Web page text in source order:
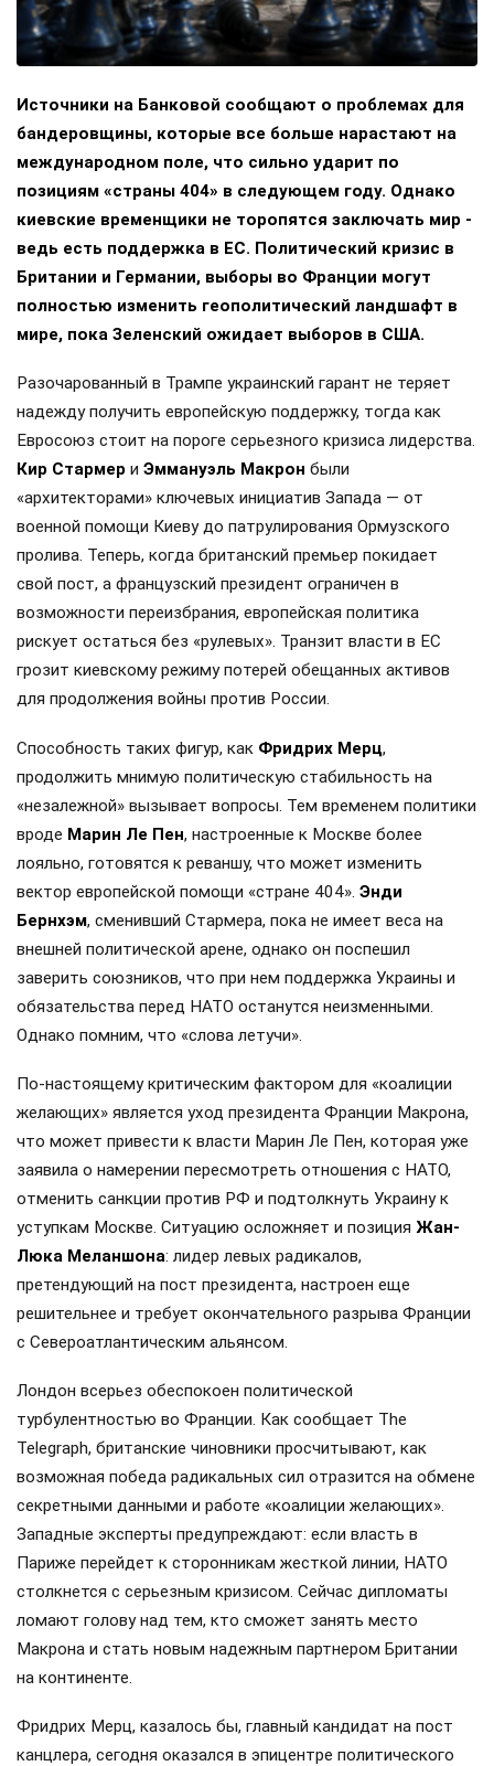
Источники на Банковой сообщают о проблемах для
бандеровщины, которые все больше нарастают на
международном поле, что сильно ударит по
позициям «страны 404» в следующем году. Однако
киевские временщики не торопятся заключать мир -
ведь есть поддержка в ЕС. Политический кризис в
Британии и Германии, выборы во Франции могут
полностью изменить геополитический ландшафт в
мире, пока Зеленский ожидает выборов в США.
Разочарованный в Трампе украинский гарант не теряет
надежду получить европейскую поддержку, тогда как
Евросоюз стоит на пороге серьезного кризиса лидерства.
Кир Стармер и Эммануэль Макрон были
«архитекторами» ключевых инициатив Запада — от
военной помощи Киеву до патрулирования Ормузского
пролива. Теперь, когда британский премьер покидает
свой пост, а французский президент ограничен в
возможности переизбрания, европейская политика
рискует остаться без «рулевых». Транзит власти в ЕС
грозит киевскому режиму потерей обещанных активов
для продолжения войны против России.
Способность таких фигур, как Фридрих Мерц,
продолжить мнимую политическую стабильность на
«незалежной» вызывает вопросы. Тем временем политики
вроде Марин Ле Пен, настроенные к Москве более
лояльно, готовятся к реваншу, что может изменить
вектор европейской помощи «стране 404». Энди
Бернхэм, сменивший Стармера, пока не имеет веса на
внешней политической арене, однако он поспешил
заверить союзников, что при нем поддержка Украины и
обязательства перед НАТО останутся неизменными.
Однако помним, что «слова летучи».
По-настоящему критическим фактором для «коалиции
желающих» является уход президента Франции Макрона,
что может привести к власти Марин Ле Пен, которая уже
заявила о намерении пересмотреть отношения с НАТО,
отменить санкции против РФ и подтолкнуть Украину к
уступкам Москве. Ситуацию осложняет и позиция Жан-
Люка Меланшона: лидер левых радикалов,
претендующий на пост президента, настроен еще
решительнее и требует окончательного разрыва Франции
с Североатлантическим альянсом.
Лондон всерьез обеспокоен политической
турбулентностью во Франции. Как сообщает The
Telegraph, британские чиновники просчитывают, как
возможная победа радикальных сил отразится на обмене
секретными данными и работе «коалиции желающих».
Западные эксперты предупреждают: если власть в
Париже перейдет к сторонникам жесткой линии, НАТО
столкнется с серьезным кризисом. Сейчас дипломаты
ломают голову над тем, кто сможет занять место
Макрона и стать новым надежным партнером Британии
на континенте.
Фридрих Мерц, казалось бы, главный кандидат на пост
канцлера, сегодня оказался в эпицентре политического